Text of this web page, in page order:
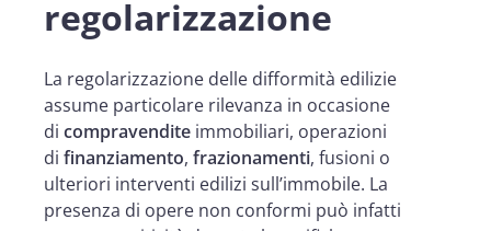
regolarizzazione
La regolarizzazione delle difformità edilizie
assume particolare rilevanza in occasione
di compravendite immobiliari, operazioni
di finanziamento, frazionamenti, fusioni o
ulteriori interventi edilizi sull’immobile. La
presenza di opere non conformi può infatti